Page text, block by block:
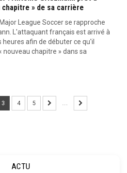
chapitre » de sa carrière
League Soccer se rapproche
L'attaquant français est arrivé à
afin de débuter ce qu'il
nouveau chapitre » dans sa
3 4 5 ...
ACTU